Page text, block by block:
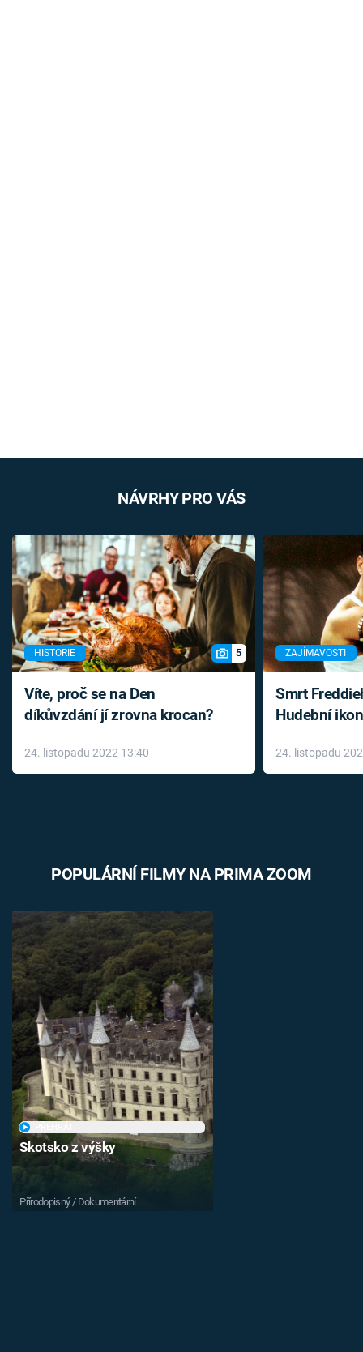
NÁVRHY PRO VÁS
HISTORIE 5
Víte, proč se na Den
díkůvzdání jí zrovna krocan?
24. listopadu 2022 13:40
ZAJÍMAVOSTI
Smrt
Hudební
léky
24. listopadu
POPULÁRNÍ FILMY NA PRIMA ZOOM
Skotsko z výšky
Přírodopisný / Dokumentární